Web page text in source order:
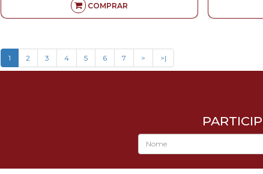
COMPRAR
1 2 3 4 5 6 7 > >|